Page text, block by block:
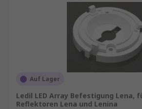
Auf Lager
Ledil LED Array Befestigung Lena,
Reflektoren Lena und Lenina